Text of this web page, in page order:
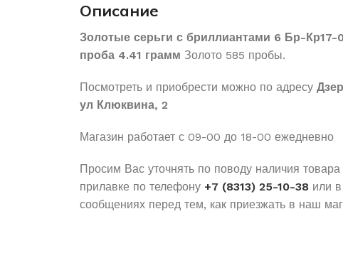
Описание
Золотые серьги с бриллиантами 6 Бр-Кр17-
проба 4.41 грамм Золото 585 пробы.
Посмотреть и приобрести можно по адресу
ул Клюквина, 2
Магазин работает с 09-00 до 18-00 ежедневно
Просим Вас уточнять по поводу наличия
прилавке по телефону +7 (8313) 25-10-38 или в
сообщениях перед тем, как приезжать в наш